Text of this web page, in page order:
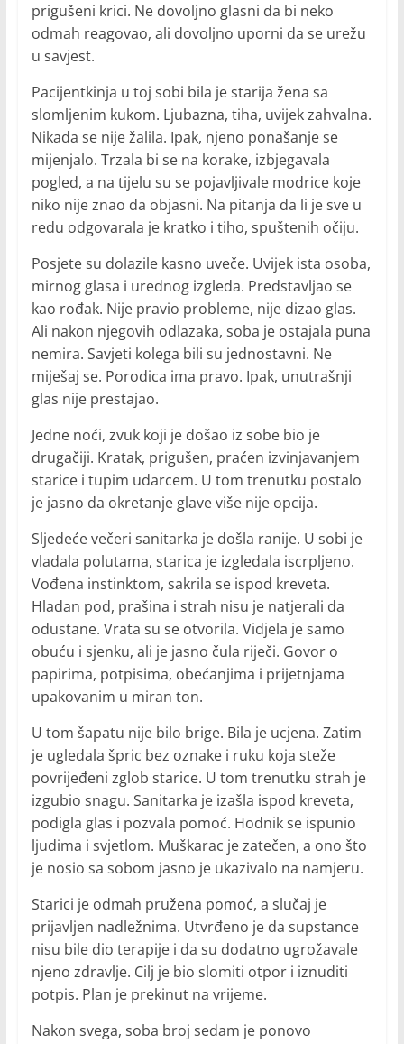
prigušeni krici. Ne dovoljno glasni da bi neko
odmah reagovao, ali dovoljno uporni da se urežu
u savjest.
Pacijentkinja u toj sobi bila je starija žena sa
slomljenim kukom. Ljubazna, tiha, uvijek zahvalna.
Nikada se nije žalila. Ipak, njeno ponašanje se
mijenjalo. Trzala bi se na korake, izbjegavala
pogled, a na tijelu su se pojavljivale modrice koje
niko nije znao da objasni. Na pitanja da li je sve u
redu odgovarala je kratko i tiho, spuštenih očiju.
Posjete su dolazile kasno uveče. Uvijek ista osoba,
mirnog glasa i urednog izgleda. Predstavljao se
kao rođak. Nije pravio probleme, nije dizao glas.
Ali nakon njegovih odlazaka, soba je ostajala puna
nemira. Savjeti kolega bili su jednostavni. Ne
miješaj se. Porodica ima pravo. Ipak, unutrašnji
glas nije prestajao.
Jedne noći, zvuk koji je došao iz sobe bio je
drugačiji. Kratak, prigušen, praćen izvinjavanjem
starice i tupim udarcem. U tom trenutku postalo
je jasno da okretanje glave više nije opcija.
Sljedeće večeri sanitarka je došla ranije. U sobi je
vladala polutama, starica je izgledala iscrpljeno.
Vođena instinktom, sakrila se ispod kreveta.
Hladan pod, prašina i strah nisu je natjerali da
odustane. Vrata su se otvorila. Vidjela je samo
obuću i sjenku, ali je jasno čula riječi. Govor o
papirima, potpisima, obećanjima i prijetnjama
upakovanim u miran ton.
U tom šapatu nije bilo brige. Bila je ucjena. Zatim
je ugledala špric bez oznake i ruku koja steže
povrijeđeni zglob starice. U tom trenutku strah je
izgubio snagu. Sanitarka je izašla ispod kreveta,
podigla glas i pozvala pomoć. Hodnik se ispunio
ljudima i svjetlom. Muškarac je zatečen, a ono što
je nosio sa sobom jasno je ukazivalo na namjeru.
Starici je odmah pružena pomoć, a slučaj je
prijavljen nadležnima. Utvrđeno je da supstance
nisu bile dio terapije i da su dodatno ugrožavale
njeno zdravlje. Cilj je bio slomiti otpor i iznuditi
potpis. Plan je prekinut na vrijeme.
Nakon svega, soba broj sedam je ponovo